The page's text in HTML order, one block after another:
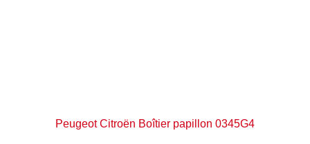
Peugeot Citroën Boîtier papillon 0345G4